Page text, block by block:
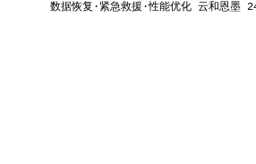
数据恢复·紧急救援·性能优化 云和恩